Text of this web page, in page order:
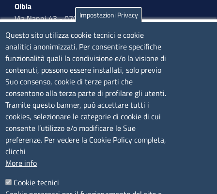
Olbia
Via Nanni 43 - 07026 Olbia
Tel. 0789 66122 | 0789 69580
mail: ufficio.olbia@ss.camcom.it
lunedì al venerdì: 9,00 - 12,00; lunedì pomeriggio: 16,00
- 17,00
CONTATTI
Camera di Commercio, Industria, Artigianato e
Agricoltura di Sassari
PEC
P.IVA01047570906
Codice Fiscale
Impostazioni Privacy
Questo sito utilizza cookie tecnici e cookie
analitici anonimizzati. Per consentire specifiche
funzionalità quali la condivisione e/o la visione di
contenuti, possono essere installati, solo previo
Suo consenso, cookie di terze parti che
consentono alla terza parte di profilare gli utenti.
Tramite questo banner, può accettare tutti i
cookies, selezionare le categorie di cookie di cui
consente l’utilizzo e/o modificare le Sue
preferenze. Per vedere la Cookie Policy completa,
clicchi
More info
Cookie tecnici